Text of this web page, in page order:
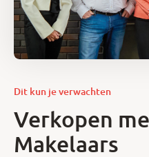
Dit kun je verwachten
Verkopen
Makelaars